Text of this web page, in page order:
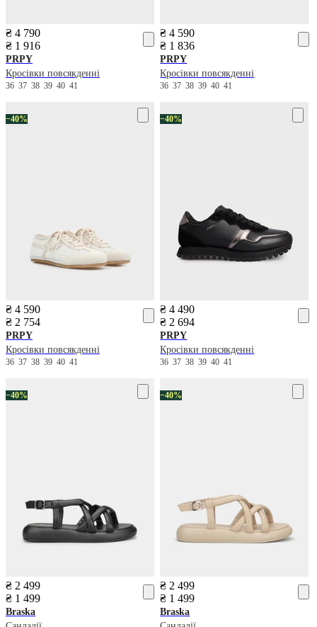
₴ 4 790
₴ 1 916
PRPY
Кросівки повсякденні
36 37 38 39 40 41
₴ 4 590
₴ 1 836
PRPY
Кросівки повсякденні
363738394041
−40%
₴ 4 590
₴ 2 754
PRPY
Кросівки повсякденні
36 37 38 39 40 41
−40%
₴ 4 490
₴ 2 694
PRPY
Кросівки повсякденні
363738394041
−40%
₴ 2 499
₴ 1 499
Braska
−40%
₴ 2 499
₴ 1 499
Braska